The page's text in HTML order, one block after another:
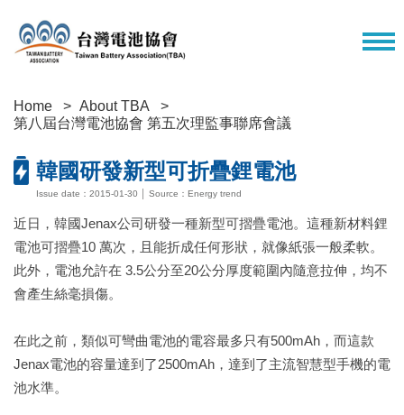
Home
About TBA
第八屆台灣電池協會 第五次理監事聯席會議
韓國研發新型可折疊鋰電池
Issue date：2015-01-30 │ Source：Energy trend
近日，韓國Jenax公司研發一種新型可摺疊電池。這種新材料鋰
電池可摺疊10 萬次，且能折成任何形狀，就像紙張一般柔軟。
此外，電池允許在 3.5公分至20公分厚度範圍內隨意拉伸，均不
會產生絲毫損傷。
在此之前，類似可彎曲電池的電容最多只有500mAh，而這款
Jenax電池的容量達到了2500mAh，達到了主流智慧型手機的電
池水準。